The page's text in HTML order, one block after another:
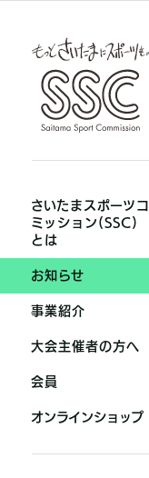
さいたまスポーツコ
ミッション(SSC)
とは
お知らせ
事業紹介
大会主催者の方へ
会員
オンラインショップ